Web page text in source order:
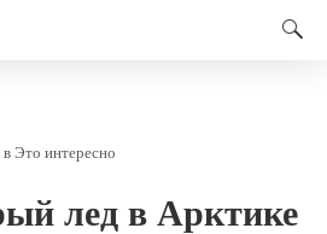
в Это интересно
лед в Арктике